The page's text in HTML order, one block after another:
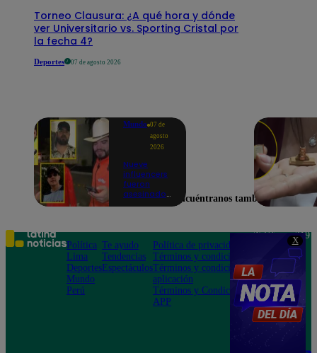
X
Torneo Clausura: ¿A qué hora y dónde
ver Universitario vs. Sporting Cristal por
la fecha 4?
Deportes 07 de agosto 2026
Mundo 07 de
agosto
2026
Nueve
influencers
fueron
asesinados
el Cártel de
Sinaloa
Encuéntranos también en
Política
Lima
Deportes
Mundo
Perú
Te ayudo
Tendencias
Espectáculos
Política de privacidad
Términos y condiciones
Términos y condiciones
aplicación
Términos y Condiciones
APP
Teléfono: 219
Av. San
Felipe 968
Jesús María